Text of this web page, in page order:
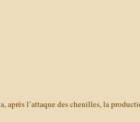
après l’attaque des chenilles, la